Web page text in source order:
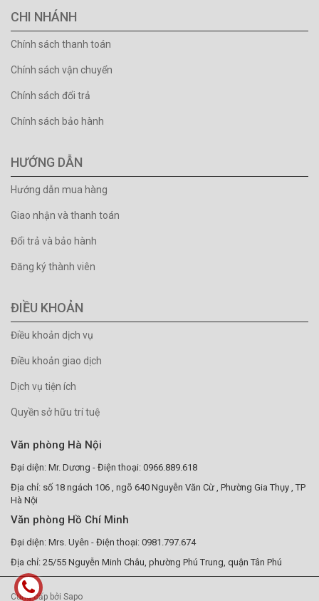
CHI NHÁNH
Chính sách thanh toán
Chính sách vận chuyển
Chính sách đổi trả
Chính sách bảo hành
HƯỚNG DẪN
Hướng dẫn mua hàng
Giao nhận và thanh toán
Đổi trả và bảo hành
Đăng ký thành viên
ĐIỀU KHOẢN
Điều khoản dịch vụ
Điều khoản giao dịch
Dịch vụ tiện ích
Quyền sở hữu trí tuệ
Văn phòng Hà Nội
Đại diện: Mr. Dương - Điện thoại: 0966.889.618
Địa chỉ: số 18 ngách 106 , ngõ 640 Nguyễn Văn Cừ , Phường Gia Thụy , TP
Hà Nội
Văn phòng Hồ Chí Minh
Đại diện: Mrs. Uyên - Điện thoại: 0981.797.674
Địa chỉ: 25/55 Nguyễn Minh Châu, phường Phú Trung, quận Tân Phú
Cung cấp bởi Sapo